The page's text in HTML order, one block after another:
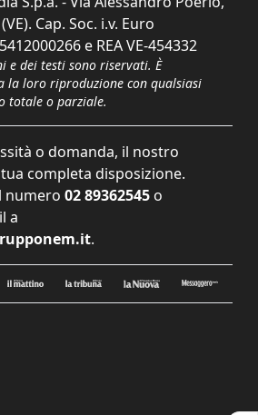
Cap. Soc. i.v. Euro
e REA VE-454332
dei testi sono riservati. È
la loro riproduzione con qualsiasi
totale o parziale.
o domanda, il nostro
completa disposizione.
numero 02 89362545 o
a
.